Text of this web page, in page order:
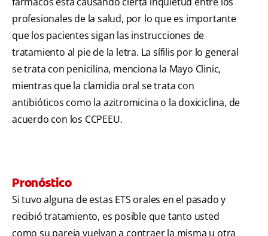
profesionales de la salud, por lo que es importante
que los pacientes sigan las instrucciones de
tratamiento al pie de la letra. La sífilis por lo general
se trata con penicilina, menciona la Mayo Clinic,
mientras que la clamidia oral se trata con
antibióticos como la azitromicina o la doxiciclina, de
acuerdo con los CCPEEU.
Pronóstico
Si tuvo alguna de estas ETS orales en el pasado y
recibió tratamiento, es posible que tanto usted
como su pareja vuelvan a contraer la misma u otra